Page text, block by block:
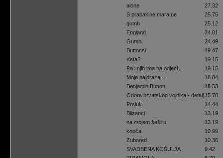
alone
27.32
S prabakine marame
25.75
gumb
25.12
England
24.81
Gumb
24.49
Buttonsi
19.47
Kafa?
19.15
Pa i njih ima na odjeći...
19.15
Moje najdraze.....
18.84
Benjamin Button
18.53
Odora hrvatskog vojnika - detalj 15.70
Prsluk
14.44
Blizanci
13.19
na mojem šeširu
13.19
kopča
10.99
Zubored
10.36
SVADBENA KOŠULJA
9.42